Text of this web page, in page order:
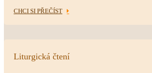
CHCI SI PŘEČÍST
Liturgická čtení